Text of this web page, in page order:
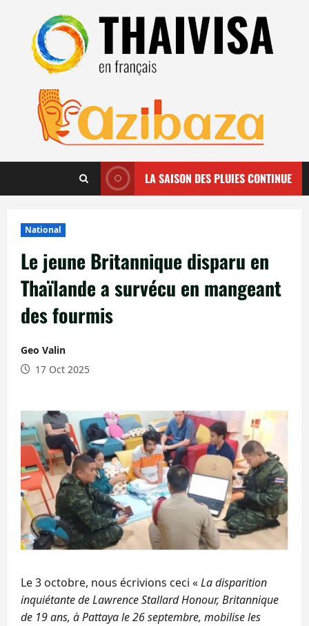
contenu
LA SAISON DES PLUIES CONTINUE
National
Le jeune Britannique disparu en
Thaïlande a survécu en mangeant
des fourmis
Geo Valin
17 Oct 2025
Le 3 octobre, nous écrivions ceci «La disparition
inquiétante de Lawrence Stallard Honour, Britannique
de 19 ans, à Pattaya le 26 septembre, mobilise les